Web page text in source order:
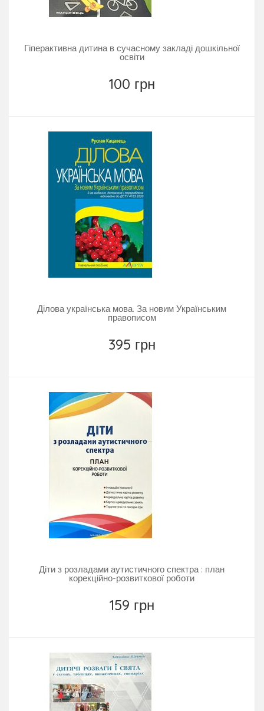
Гіперактивна дитина в сучасному закладі дошкільної
освіти
100 грн
Ділова українська мова. За новим Українським
правописом
395 грн
Діти з розладами аутистичного спектра : план
корекційно-розвиткової роботи
159 грн